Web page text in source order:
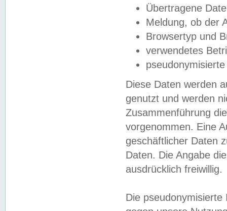
Übertragene
Meldung, ob der
Browsertyp und
verwendetes
Diese Daten werden
genutzt und werden
Zusammenführung
vorgenommen. Eine
geschäftlicher Daten
Daten. Die Angabe
ausdrücklich freiwillig.
Die